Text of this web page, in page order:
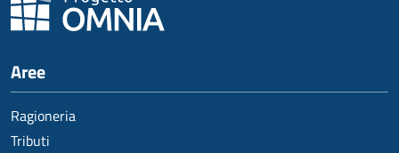
Aree
Ragioneria
Tributi